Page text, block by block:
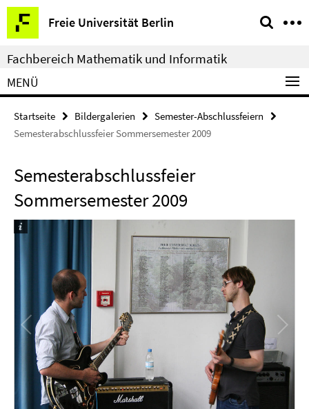
Springe
direkt
zu
Inhalt
Freie Universität Berlin
Service-
Navigation
Fachbereich Mathematik und Informatik
MENÜ
Startseite Bildergalerien
Semester-Abschlussfeiern
Semesterabschlussfeier Sommersemester 2009
Semesterabschlussfeier
Sommersemester 2009